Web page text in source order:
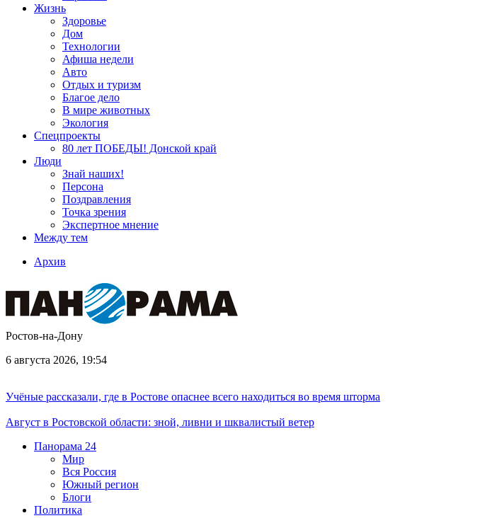
Жизнь
Здоровье
Дом
Технологии
Афиша недели
Авто
Отдых и туризм
Благое дело
В мире животных
Экология
Спецпроекты
80 лет ПОБЕДЫ! Донской край
Люди
Знай наших!
Персона
Поздравления
Точка зрения
Экспертное мнение
Между тем
Архив
Ростов-на-Дону
6 августа 2026, 19:54
Учёные рассказали, где в Ростове опаснее всего находиться во время шторма
Август в Ростовской области: зной, ливни и шквалистый ветер
Панорама 24
Мир
Вся Россия
Южный регион
Блоги
Политика